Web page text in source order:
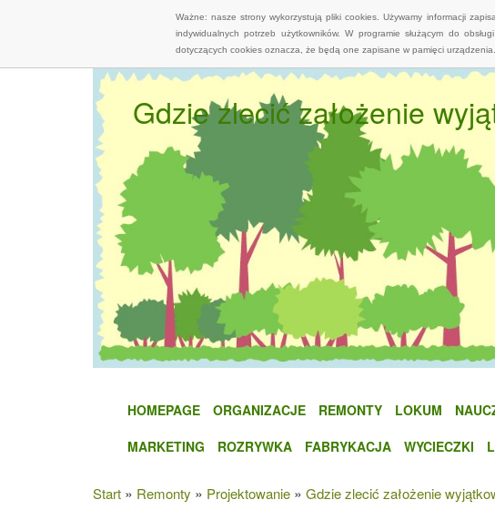
Ważne: nasze strony wykorzystują pliki cookies. Używamy informacji
indywidualnych potrzeb użytkowników. W programie służącym do
dotyczących cookies oznacza, że będą one zapisane w pamięci urządzenia.
Gdzie zlecić założenie
HOMEPAGE ORGANIZACJE REMONTY LOKUM
MARKETING
ROZRYWKA FABRYKACJA WYCIECZKI
Start » Remonty » Projektowanie » Gdzie zlecić założenie